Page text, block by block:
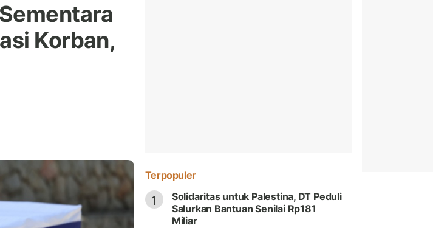
Korban,
Terpopuler
1
Solidaritas untuk Palestina, DT Peduli
Salurkan Bantuan Senilai Rp181
Miliar